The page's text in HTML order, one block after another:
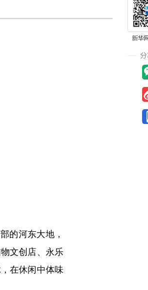
的河东大地，
文创店、永乐
在休闲中体味